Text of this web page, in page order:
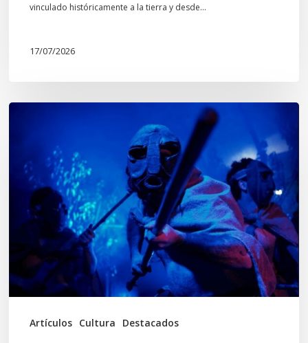
Mapuche»
vinculado históricamente a la tierra y desde…
17/07/2026
Artículos Cultura Destacados
tiempos
Wiñoy
Tripantü,
KOLLONG
impacta
la
cultura